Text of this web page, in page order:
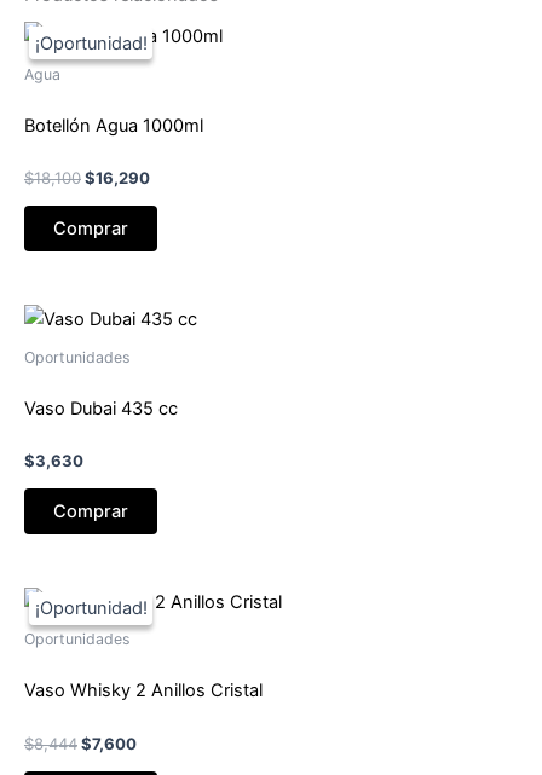
Agua
Botellón Agua 1000ml
$18,100El
era:
$16,290El
Comprar
Oportunidades
Vaso Dubai 435 cc
$3,630
Comprar
Oportunidades
Vaso Whisky 2 Anillos Cristal
$8,444El
$7,600El